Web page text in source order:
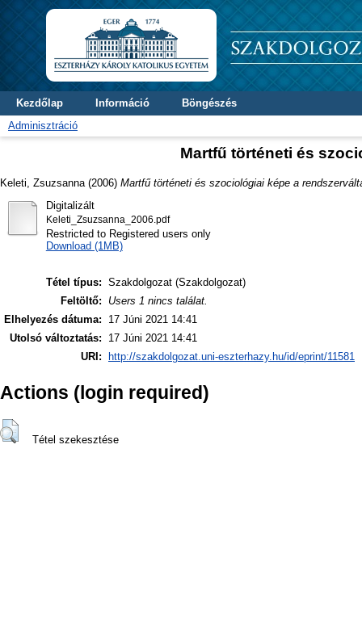
Kezdőlap Információ
Böngészés
Adminisztráció
Martfű történeti és
Keleti, Zsuzsanna (2006) Martfű történeti és szociológiai képe a
Digitalizált
Keleti_Zsuzsanna_2006.pdf
Restricted to Registered users only
Download (1MB)
Tétel típus: Szakdolgozat (Szakdolgozat)
Feltöltő:
Users 1 nincs találat.
Elhelyezés dátuma:
17 Júni 2021 14:41
Utolsó változtatás:
17 Júni 2021 14:41
URI:
http://szakdolgozat.uni-eszterhazy.hu/id/eprint/11581
Actions (login required)
Tétel szekesztése